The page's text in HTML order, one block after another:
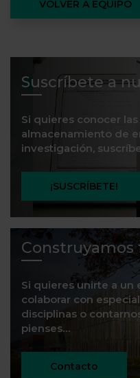
VOLVER A EQUIPO
Suscríbete a
Si quieres conocer
almacenamiento de
investigación,
¡SUSCRÍBETE!
Si quieres unirte a
colaborar con
disciplinas o
pienses…
Contacto